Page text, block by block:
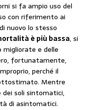
si fa ampio uso del
con riferimento ai
nuovo lo stesso
è più bassa, si
e delle
fortunatamente,
perché il
Mentre
dei soli sintomatici,
di asintomatici.